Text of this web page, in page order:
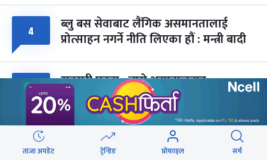
४ ब्लु बस सेवाबाट लैंगिक असमानतालाई
प्रोत्साहन नगर्ने नीति लिएका हौं : मन्त्री बादी
३ सुनसरी घटना : न्यूरो अस्पतालबाट
निकालियो ओमप्रकाश र जयप्रकाशको शव
३ एमाले महासचिवको दाबी- रास्वपाको पतन
उदय जत्तिकै छिटो हुन्छ
ताजा अपडेट ट्रेन्डिङ प्रोफाइल सर्च